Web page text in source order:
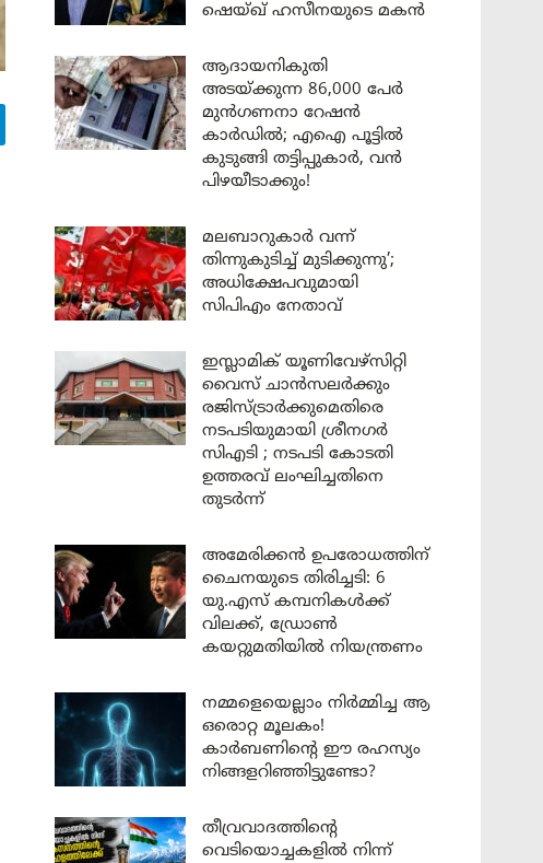
ഷെയ്ഖ് ഹസീനയുടെ മകൻ
ആദായനികുതി
അടയ്ക്കുന്ന 86,000 പേർ
മുൻഗണനാ റേഷൻ
കാർഡിൽ; എഐ പൂട്ടിൽ
കുടുങ്ങി തട്ടിപ്പുകാർ, വൻ
പിഴയീടാക്കും!
മലബാറുകാർ വന്ന്
തിന്നുകുടിച്ച് മുടിക്കുന്നു’;
അധിക്ഷേപവുമായി
സിപിഎം നേതാവ്
ഇസ്ലാമിക് യൂണിവേഴ്സിറ്റി
വൈസ് ചാൻസലർക്കും
രജിസ്ട്രാർക്കുമെതിരെ
നടപടിയുമായി ശ്രീനഗർ
സിഎടി ; നടപടി കോടതി
ഉത്തരവ് ലംഘിച്ചതിനെ
തുടർന്ന്
അമേരിക്കൻ ഉപരോധത്തിന്
ചൈനയുടെ തിരിച്ചടി: 6
യു.എസ് കമ്പനികൾക്ക്
വിലക്ക്, ഡ്രോൺ
കയറ്റുമതിയിൽ നിയന്ത്രണം
നമ്മളെയെല്ലാം നിർമ്മിച്ച ആ
ഒരൊറ്റ മൂലകം!
കാർബണിന്റെ ഈ രഹസ്യം
നിങ്ങളറിഞ്ഞിട്ടുണ്ടോ?
തീവ്രവാദത്തിന്റെ
വെടിയൊച്ചകളിൽ നിന്ന്